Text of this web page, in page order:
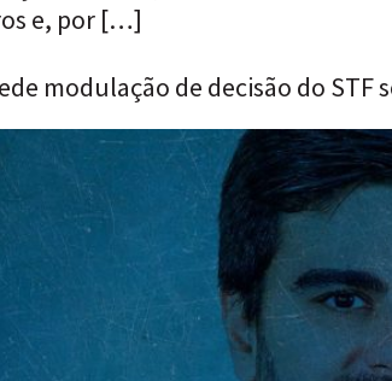
e, por […]
modulação de decisão do STF